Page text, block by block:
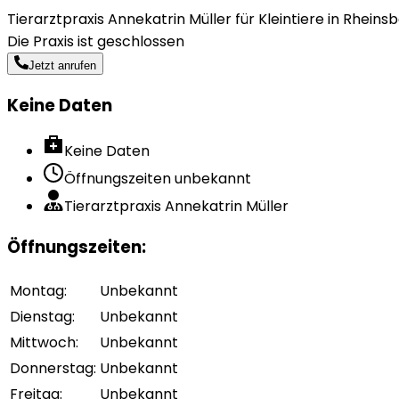
Tierarztpraxis Annekatrin Müller für Kleintiere in
Die Praxis ist geschlossen
Jetzt anrufen
Keine Daten
Keine Daten
Öffnungszeiten unbekannt
Tierarztpraxis Annekatrin Müller
Öffnungszeiten:
Montag:
Unbekannt
Dienstag:
Unbekannt
Mittwoch:
Unbekannt
Donnerstag: Unbekannt
Freitag: Unbekannt